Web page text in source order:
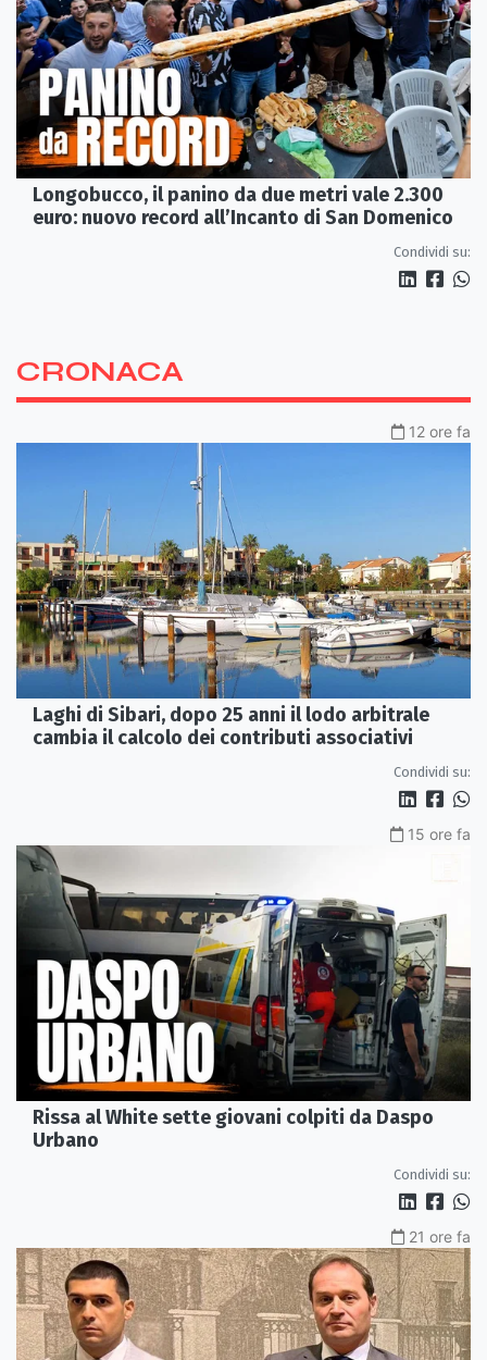
Longobucco, il panino da due metri vale 2.300
euro: nuovo record all’Incanto di San Domenico
Condividi su:
CRONACA
12 ore fa
Laghi di Sibari, dopo 25 anni il lodo arbitrale
cambia il calcolo dei contributi associativi
Condividi su:
15 ore fa
Rissa al White sette giovani colpiti da Daspo
Urbano
Condividi su:
21 ore fa